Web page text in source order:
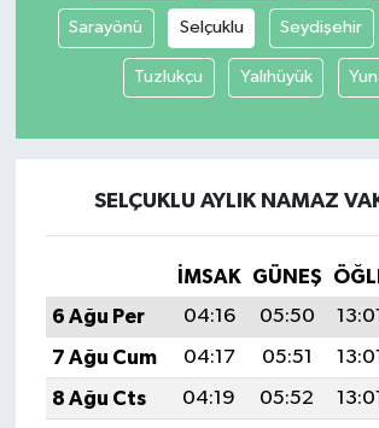
Sarayönü Selçuklu Seydişehir
Tuzlukçu Yalıhüyük
SELÇUKLU AYLIK NAMAZ
İMSAK GÜNEŞ
6 Ağu Per
04:16 05:50 13:01
7 Ağu Cum
04:17 05:51 13:01
8 Ağu Cts
04:19 05:52 13:01